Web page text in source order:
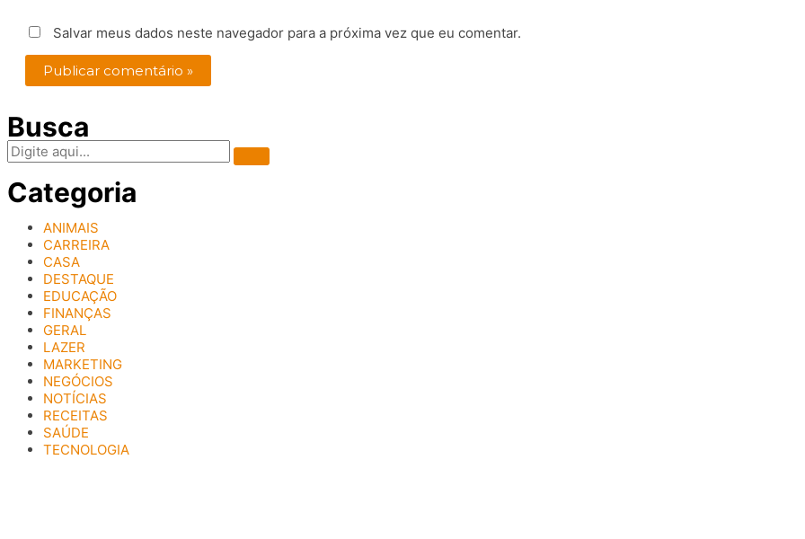
Salvar meus dados neste navegador para a próxima vez que eu comentar.
Busca
Categoria
ANIMAIS
CARREIRA
CASA
DESTAQUE
EDUCAÇÃO
FINANÇAS
GERAL
LAZER
MARKETING
NEGÓCIOS
NOTÍCIAS
RECEITAS
SAÚDE
TECNOLOGIA